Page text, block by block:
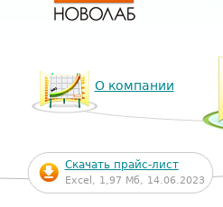
О компании
Скачать прайс-лист
Excel, 1,97 Мб, 14.06.2023